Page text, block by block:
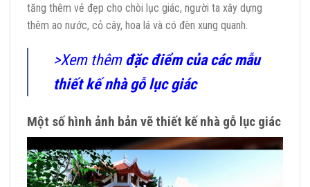
tăng thêm vẻ đẹp cho chòi lục giác, người ta xây dựng
thêm ao nước, cỏ cây, hoa lá và có đèn xung quanh.
>Xem thêm đặc điểm của các mẫu
thiết kế nhà gỗ lục giác
Một số hình ảnh bản vẽ thiết kế nhà gỗ lục giác